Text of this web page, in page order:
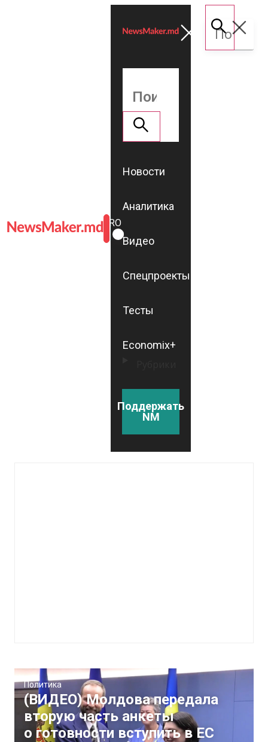
ROMÂNĂ
RU
Новости
Аналитика
Видео
Спецпроекты
Тесты
Economix+
Поддержать
NM
Политика
(ВИДЕО) Молдова передала
вторую часть анкеты
о готовности вступить в ЕС